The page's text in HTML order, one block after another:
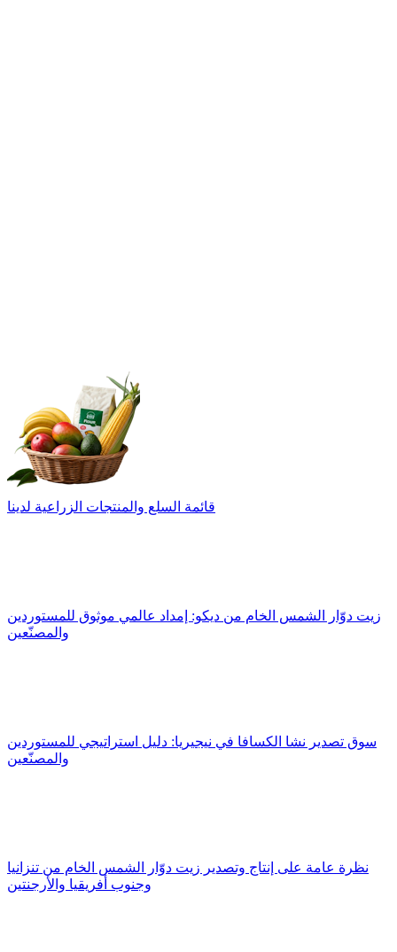
قائمة السلع والمنتجات الزراعية لدينا
زيت دوّار الشمس الخام من ديكو: إمداد عالمي موثوق للمستوردين
والمصنّعين
سوق تصدير نشا الكسافا في نيجيريا: دليل استراتيجي للمستوردين
والمصنّعين
نظرة عامة على إنتاج وتصدير زيت دوّار الشمس الخام من تنزانيا
وجنوب أفريقيا والأرجنتين